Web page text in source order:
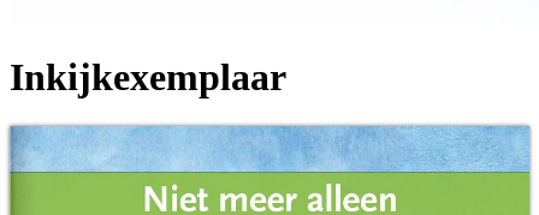
Inkijkexemplaar